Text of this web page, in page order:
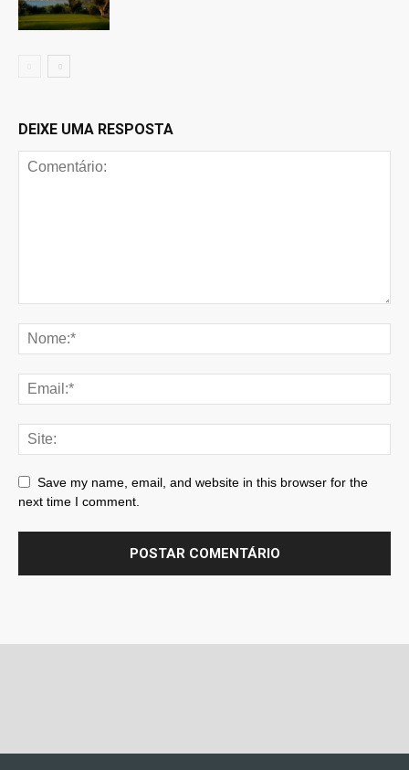
DEIXE UMA RESPOSTA
Save my name, email, and website in this browser for the
next time I comment.